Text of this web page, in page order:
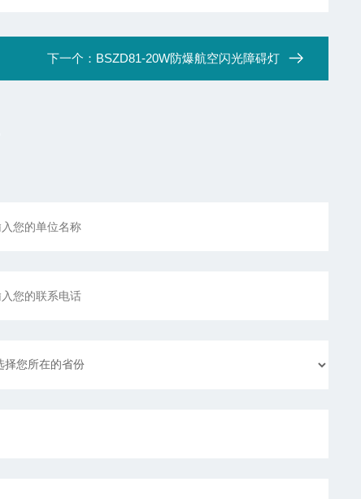
下一个： BSZD81-20W防爆航空闪光障碍灯